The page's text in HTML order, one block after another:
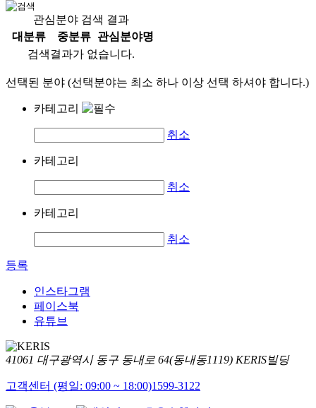
관심분야 검색 결과
대분류
중분류
관심분야명
검색결과가 없습니다.
선택된 분야 (선택분야는 최소 하나 이상 선택 하셔야 합니다.)
카테고리
취소
카테고리
취소
카테고리
취소
등록
인스타그램
페이스북
유튜브
41061 대구광역시 동구 동내로 64(동내동1119) KERIS빌딩
고객센터 (평일: 09:00 ~ 18:00)1599-3122